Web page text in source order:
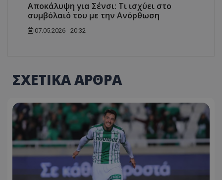
Αποκάλυψη για Σένσι: Τι ισχύει στο
συμβόλαιό του με την Ανόρθωση
07.05.2026 - 20:32
ΣΧΕΤΙΚΑ ΑΡΘΡΑ